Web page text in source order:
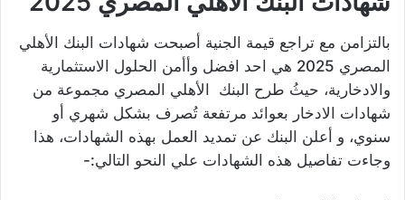
بالتزامن مع تراجع قيمة الجنية أصبحت شهادات البنك الأهلي
المصري 2025 هي احد افضل وأأمن الحلول الاستثمارية
والادخارية، حيثُ طرح البنك الأهلي المصري مجموعة من
شهادات الادخار بعوائد مرتفعة تُصرف بشكل شهري أو
سنوي، و أعلن البنك عن تمديد العمل بهذه الشهادات، هذا
وجاءت تفاصيل هذه الشهادات علي النحو التالي:-